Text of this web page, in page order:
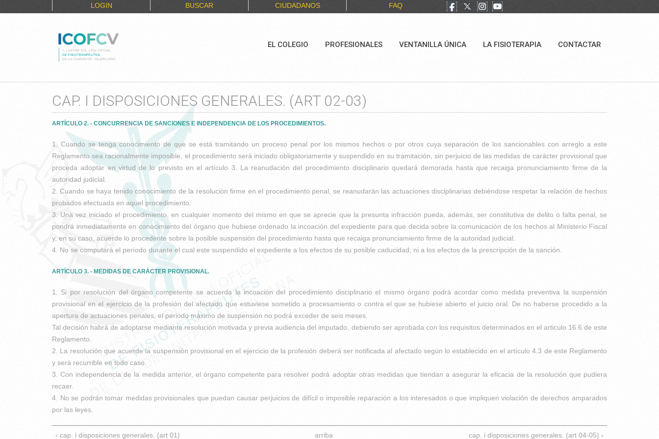
LOGIN BUSCAR CIUDADANOS FAQ
EL COLEGIO PROFESIONALES VENTANILLA ÚNICA LA FISIOTERAPIA CONTACTAR
CAP. I DISPOSICIONES GENERALES. (ART 02-03)
ARTÍCULO 2. - CONCURRENCIA DE SANCIONES E INDEPENDENCIA DE LOS PROCEDIMIENTOS.
1. Cuando se tenga conocimiento de que se está tramitando un proceso penal por los mismos hechos o por otros cuya separación de los sancionables con arreglo a este
Reglamento sea racionalmente imposible, el procedimiento será iniciado obligatoriamente y suspendido en su tramitación, sin perjuicio de las medidas de carácter provisional que
proceda adoptar en virtud de lo previsto en el artículo 3. La reanudación del procedimiento disciplinario quedará demorada hasta que recaiga pronunciamiento firme de la
autoridad judicial.
2. Cuando se haya tenido conocimiento de la resolución firme en el procedimiento penal, se reanudarán las actuaciones disciplinarias debiéndose respetar la relación de hechos
probados efectuada en aquel procedimiento.
3. Una vez iniciado el procedimiento, en cualquier momento del mismo en que se aprecie que la presunta infracción pueda, además, ser constitutiva de delito o falta penal, se
pondrá inmediatamente en conocimiento del órgano que hubiese ordenado la incoación del expediente para que decida sobre la comunicación de los hechos al Ministerio Fiscal
y, en su caso, acuerde lo procedente sobre la posible suspensión del procedimiento hasta que recaiga pronunciamiento firme de la autoridad judicial.
4. No se computará el período durante el cual este suspendido el expediente a los efectos de su posible caducidad, ni a los efectos de la prescripción de la sanción.
ARTÍCULO 3. - MEDIDAS DE CARÁCTER PROVISIONAL.
1. Si por resolución del órgano competente se acuerda la incoación del procedimiento disciplinario el mismo órgano podrá acordar como medida preventiva la suspensión
provisional en el ejercicio de la profesión del afectado que estuviese sometido a procesamiento o contra el que se hubiese abierto el juicio oral. De no haberse procedido a la
apertura de actuaciones penales, el periodo máximo de suspensión no podrá exceder de seis meses.
Tal decisión habrá de adoptarse mediante resolución motivada y previa audiencia del imputado, debiendo ser aprobada con los requisitos determinados en el articulo 16.6 de este
Reglamento.
2. La resolución que acuerde la suspensión provisional en el ejercicio de la profesión deberá ser notificada al afectado según lo establecido en el artículo 4.3 de este Reglamento
y será recurrible en todo caso.
3. Con independencia de la medida anterior, el órgano competente para resolver podrá adoptar otras medidas que tiendan a asegurar la eficacia de la resolución que pudiera
recaer.
4. No se podrán tomar medidas provisionales que puedan causar perjuicios de difícil o imposible reparación a los interesados o que impliquen violación de derechos amparados
por las leyes.
‹ cap. i disposiciones generales. (art 01) arriba cap. i disposiciones generales. (art 04-05) ›